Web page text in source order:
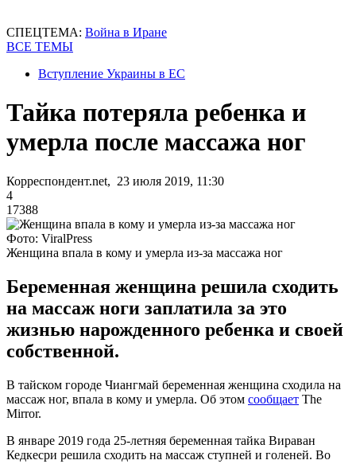
СПЕЦТЕМА: Война в Иране
ВСЕ ТЕМЫ
Вступление Украины в ЕС
Тайка потеряла ребенка и
умерла после массажа ног
Корреспондент.net, 23 июля 2019, 11:30
4
17388
Фото: ViralPress
Женщина впала в кому и умерла из-за массажа ног
Беременная женщина решила сходить
на массаж ноги заплатила за это
жизнью нарожденного ребенка и своей
собственной.
В тайском городе Чиангмай беременная женщина сходила на
массаж ног, впала в кому и умерла. Об этом сообщает The
Mirror.
В январе 2019 года 25-летняя беременная тайка Вираван
Кедкесри решила сходить на массаж ступней и голеней. Во